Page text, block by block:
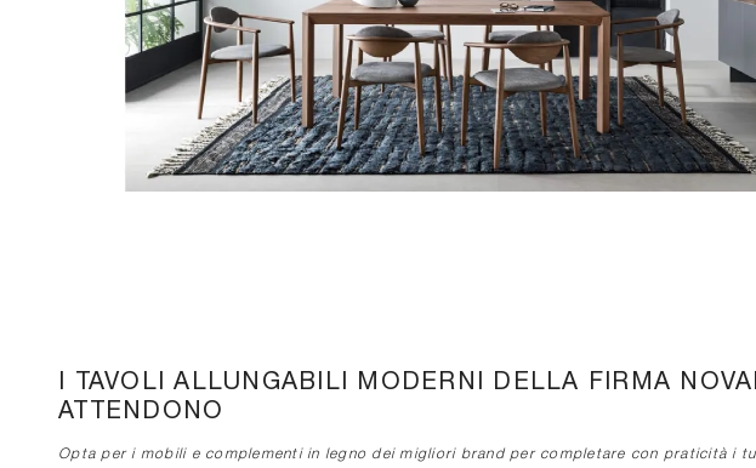
I TAVOLI ALLUNGABILI MODERNI DELLA FIRMA
ATTENDONO
Opta per i mobili e complementi in legno dei migliori brand per completare con praticità i